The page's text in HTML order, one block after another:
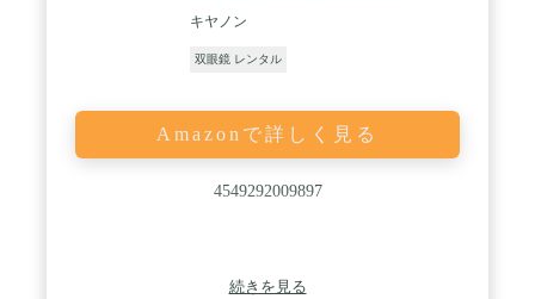
キヤノン
双眼鏡 レンタル
Amazonで詳しく見る
4549292009897
続きを見る